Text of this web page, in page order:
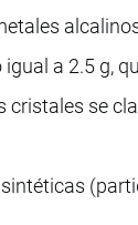
a 2.5 g,
cristales se